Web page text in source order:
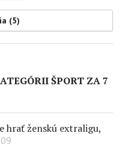
(5)
ŠPORT ZA 7
hrať ženskú extraligu,